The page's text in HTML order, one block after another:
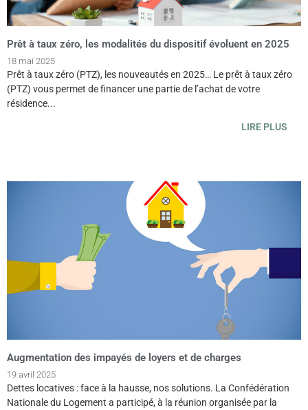
Prêt à taux zéro, les modalités du dispositif évoluent en 2025
18 mai 2025
Prêt à taux zéro (PTZ), les nouveautés en 2025… Le prêt à taux zéro
(PTZ) vous permet de financer une partie de l’achat de votre
résidence...
LIRE PLUS
Augmentation des impayés de loyers et de charges
19 avril 2025
Dettes locatives : face à la hausse, nos solutions. La Confédération
Nationale du Logement a participé, à la réunion organisée par la